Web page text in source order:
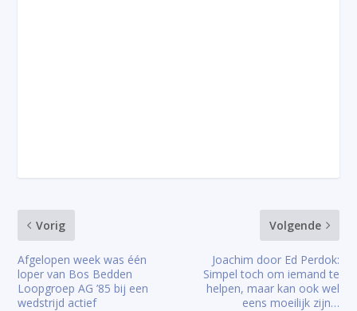
Vorig
Afgelopen week was één
loper van Bos Bedden
Loopgroep AG ’85 bij een
wedstrijd actief
Volgende
Joachim door Ed Perdok:
Simpel toch om iemand te
helpen, maar kan ook wel
eens moeilijk zijn…